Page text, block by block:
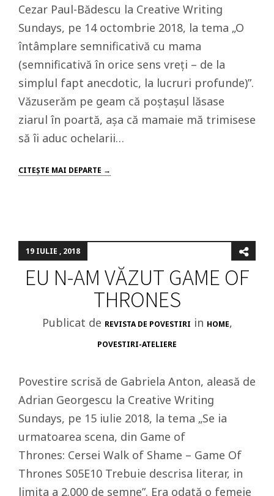
Cezar Paul-Bădescu la Creative Writing
Sundays, pe 14 octombrie 2018, la tema „O
întâmplare semnificativă cu mama
(semnificativă în orice sens vreți – de la
simplul fapt anecdotic, la lucruri profunde)”.
Văzuserăm pe geam că poştaşul lăsase
ziarul în poartă, aşa că mamaie mă trimisese
să îi aduc ochelarii…
CITEŞTE MAI DEPARTE →
19 IULIE , 2018
EU N-AM VĂZUT GAME OF
THRONES
Publicat de REVISTA DE POVESTIRI in HOME,
POVESTIRI-ATELIERE
Povestire scrisă de Gabriela Anton, aleasă de
Adrian Georgescu la Creative Writing
Sundays, pe 15 iulie 2018, la tema „Se ia
urmatoarea scena, din Game of
Thrones: Cersei Walk of Shame – Game Of
Thrones S05E10 Trebuie descrisa literar, in
limita a 2.000 de semne”. Era odată o femeie